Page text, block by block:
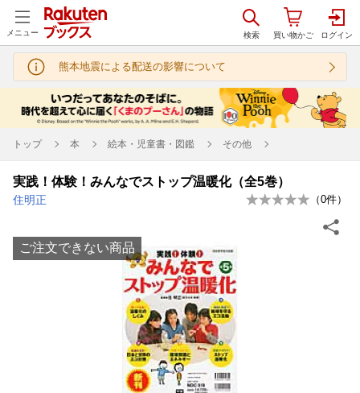
メニュー
熊本地震による配送の影響について
トップ 本 絵本・児童書・図鑑 その他
実践！体験！みんなでストップ温暖化（全5巻）
住明正 （0件）
ご注文できない商品